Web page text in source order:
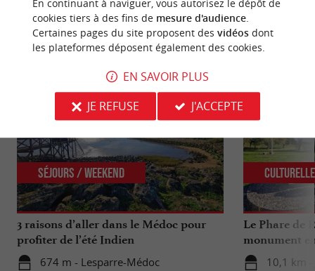
NOUS AVONS TESTÉPOUR VOUS
3 raisons d’aller dans le Médoc pour
profiter de l’été Indien
674 m - Lesparre-Médoc
Séjours / Weekend
Le Phare de
monument
Médocaine
10,1 km -
Culturelle
En continuant à naviguer, vous autorisez le dépôt de
cookies tiers à des fins de mesure d'audience.
Certaines pages du site proposent des vidéosdont
les plateformes déposent également des cookies.
EN SAVOIR PLUS
JE REFUSE
J'ACCEPTE